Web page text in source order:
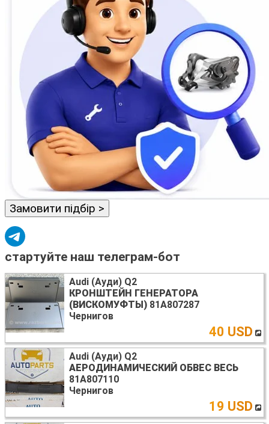
Замовити підбір >
стартуйте наш телеграм-бот
Audi (Ауди) Q2
КРОНШТЕЙН ГЕНЕРАТОРА
(ВИСКОМУФТЫ) 81A807287
Чернигов
40 USD
Audi (Ауди) Q2
АЕРОДИНАМИЧЕСКИЙ ОБВЕС ВЕСЬ
81A807110
Чернигов
19 USD